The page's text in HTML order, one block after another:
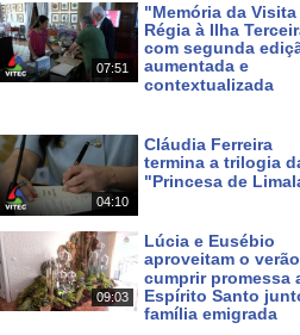
07:51
"Memória da Visita
Régia à Ilha
com segunda
aumentada e
contextualizada
04:10
Cláudia Ferreira
termina a trilogia
"Princesa de
09:03
Lúcia e Eusébio
aproveitam o
cumprir promessa
Espírito Santo
família emigrada